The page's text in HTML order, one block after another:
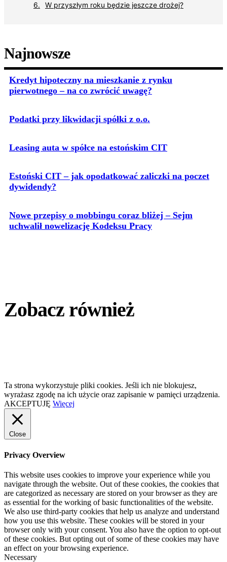
W przyszłym roku będzie jeszcze drożej?
Najnowsze
Kredyt hipoteczny na mieszkanie z rynku
pierwotnego – na co zwrócić uwagę?
Podatki przy likwidacji spółki z o.o.
Leasing auta w spółce na estońskim CIT
Estoński CIT – jak opodatkować zaliczki na poczet
dywidendy?
Nowe przepisy o mobbingu coraz bliżej – Sejm
uchwalił nowelizację Kodeksu Pracy
Zobacz również
Ta strona wykorzystuje pliki cookies. Jeśli ich nie blokujesz,
wyrażasz zgodę na ich użycie oraz zapisanie w pamięci urządzenia.
AKCEPTUJĘ Więcej
Close
Privacy Overview
This website uses cookies to improve your experience while you
navigate through the website. Out of these cookies, the cookies that
are categorized as necessary are stored on your browser as they are
as essential for the working of basic functionalities of the website.
We also use third-party cookies that help us analyze and understand
how you use this website. These cookies will be stored in your
browser only with your consent. You also have the option to opt-out
of these cookies. But opting out of some of these cookies may have
an effect on your browsing experience.
Necessary